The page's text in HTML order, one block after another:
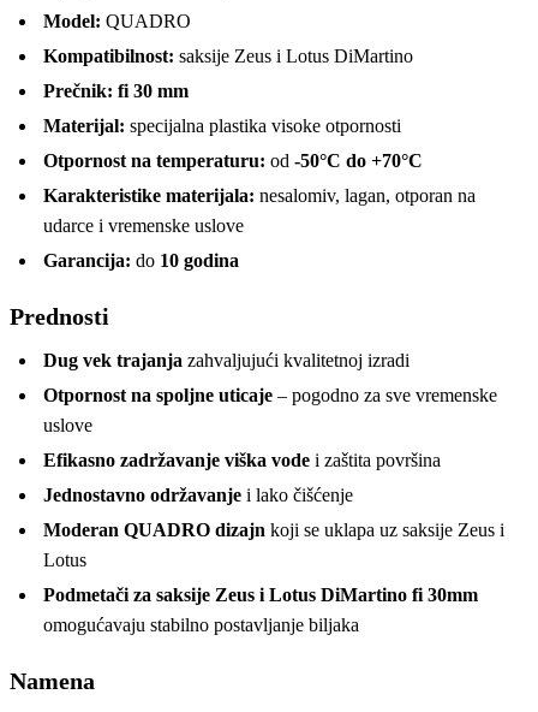
Model: QUADRO
Kompatibilnost: saksije Zeus i Lotus DiMartino
Prečnik: fi 30 mm
Materijal: specijalna plastika visoke otpornosti
Otpornost na temperaturu: od -50°C do +70°C
Karakteristike materijala: nesalomiv, lagan, otporan na
udarce i vremenske uslove
Garancija: do 10 godina
Prednosti
Dug vek trajanja zahvaljujući kvalitetnoj izradi
Otpornost na spoljne uticaje – pogodno za sve vremenske
uslove
Efikasno zadržavanje viška vode i zaštita površina
Jednostavno održavanje i lako čišćenje
Moderan QUADRO dizajn koji se uklapa uz saksije Zeus i
Lotus
Podmetači za saksije Zeus i Lotus DiMartino fi 30mm
omogućavaju stabilno postavljanje biljaka
Namena